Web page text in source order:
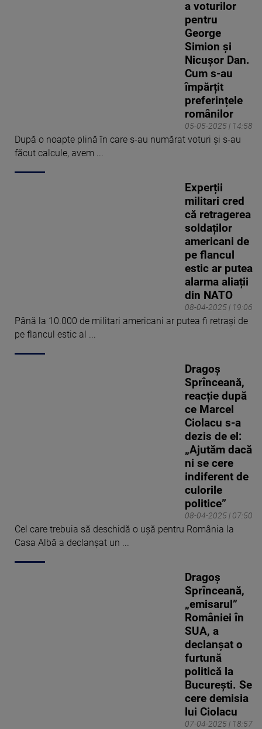
05-05-2025 | 14:58
a voturilor
pentru
George
Simion și
Nicușor Dan.
Cum s-au
împărțit
preferințele
românilor
După o noapte plină în care s-au numărat voturi și s-au
făcut calcule, avem ...
08-04-2025 | 19:06
Experții
militari cred
că retragerea
soldaților
americani de
pe flancul
estic ar putea
alarma aliații
din NATO
Până la 10.000 de militari americani ar putea fi retrași de
pe flancul estic al ...
08-04-2025 | 07:50
Dragoș
Sprînceană,
reacție după
ce Marcel
Ciolacu s-a
dezis de el:
„Ajutăm dacă
ni se cere
indiferent de
culorile
politice”
Cel care trebuia să deschidă o ușă pentru România la
Casa Albă a declanșat un ...
07-04-2025 | 18:57
Dragoș
Sprînceană,
„emisarul”
României în
SUA, a
declanșat o
furtună
politică la
București. Se
cere demisia
lui Ciolacu